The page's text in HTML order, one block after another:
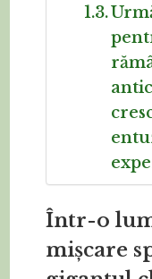
Într-o
mișcare